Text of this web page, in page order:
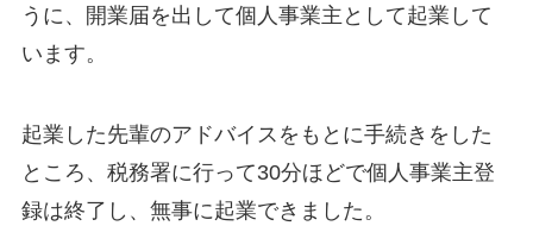
うに、開業届を出して個人事業主として起業して
います。
起業した先輩のアドバイスをもとに手続きをした
ところ、税務署に行って30分ほどで個人事業主登
録は終了し、無事に起業できました。